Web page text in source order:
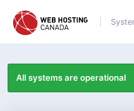
All systems are operational